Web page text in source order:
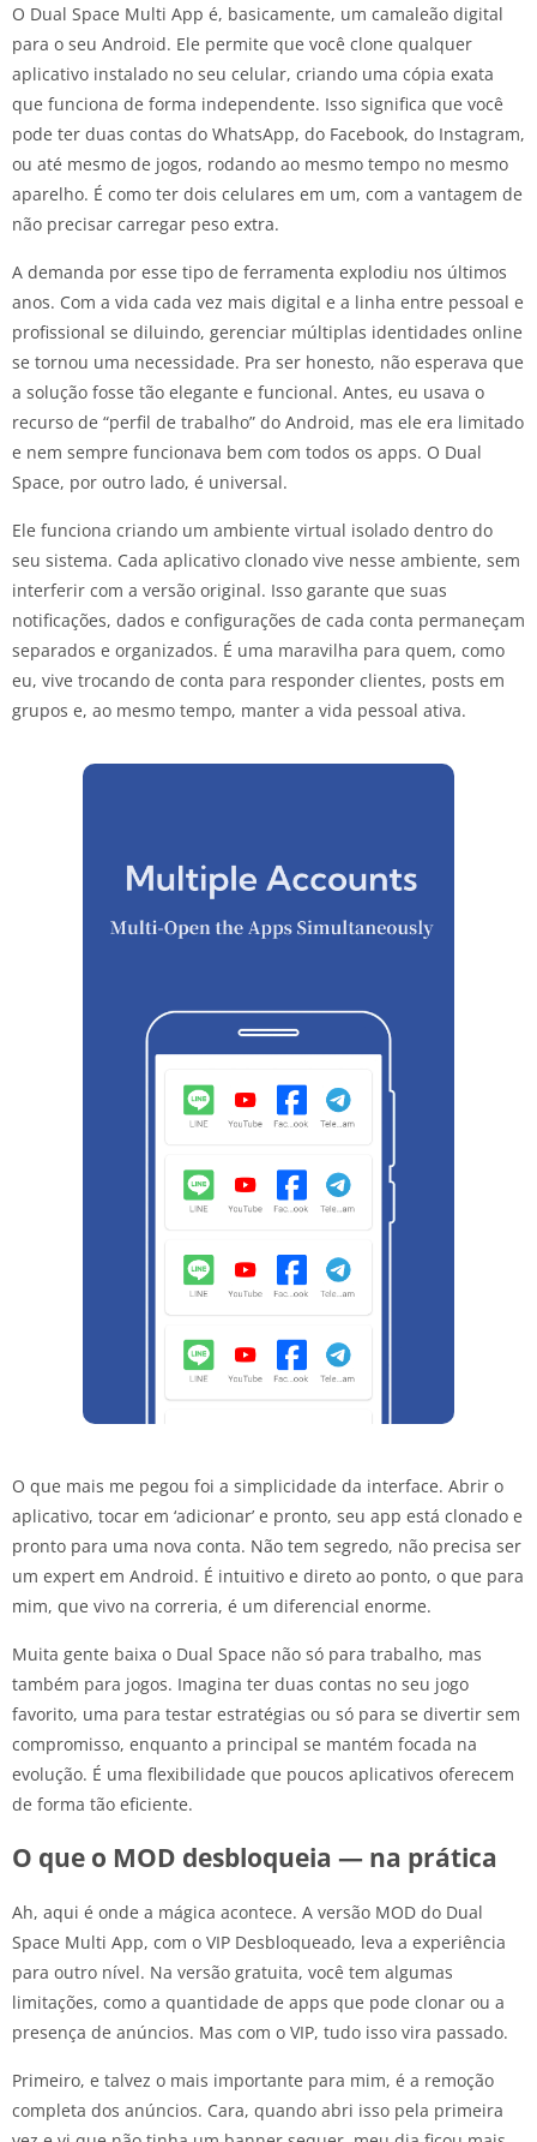
O Dual Space Multi App é, basicamente, um camaleão digital
para o seu Android. Ele permite que você clone qualquer
aplicativo instalado no seu celular, criando uma cópia exata
que funciona de forma independente. Isso significa que você
pode ter duas contas do WhatsApp, do Facebook, do Instagram,
ou até mesmo de jogos, rodando ao mesmo tempo no mesmo
aparelho. É como ter dois celulares em um, com a vantagem de
não precisar carregar peso extra.
A demanda por esse tipo de ferramenta explodiu nos últimos
anos. Com a vida cada vez mais digital e a linha entre pessoal e
profissional se diluindo, gerenciar múltiplas identidades online
se tornou uma necessidade. Pra ser honesto, não esperava que
a solução fosse tão elegante e funcional. Antes, eu usava o
recurso de “perfil de trabalho” do Android, mas ele era limitado
e nem sempre funcionava bem com todos os apps. O Dual
Space, por outro lado, é universal.
Ele funciona criando um ambiente virtual isolado dentro do
seu sistema. Cada aplicativo clonado vive nesse ambiente, sem
interferir com a versão original. Isso garante que suas
notificações, dados e configurações de cada conta permaneçam
separados e organizados. É uma maravilha para quem, como
eu, vive trocando de conta para responder clientes, posts em
grupos e, ao mesmo tempo, manter a vida pessoal ativa.
O que mais me pegou foi a simplicidade da interface. Abrir o
aplicativo, tocar em ‘adicionar’ e pronto, seu app está clonado e
pronto para uma nova conta. Não tem segredo, não precisa ser
um expert em Android. É intuitivo e direto ao ponto, o que para
mim, que vivo na correria, é um diferencial enorme.
Muita gente baixa o Dual Space não só para trabalho, mas
também para jogos. Imagina ter duas contas no seu jogo
favorito, uma para testar estratégias ou só para se divertir sem
compromisso, enquanto a principal se mantém focada na
evolução. É uma flexibilidade que poucos aplicativos oferecem
de forma tão eficiente.
O que o MOD desbloqueia — na prática
Ah, aqui é onde a mágica acontece. A versão MOD do Dual
Space Multi App, com o VIP Desbloqueado, leva a experiência
para outro nível. Na versão gratuita, você tem algumas
limitações, como a quantidade de apps que pode clonar ou a
presença de anúncios. Mas com o VIP, tudo isso vira passado.
Primeiro, e talvez o mais importante para mim, é a remoção
completa dos anúncios. Cara, quando abri isso pela primeira